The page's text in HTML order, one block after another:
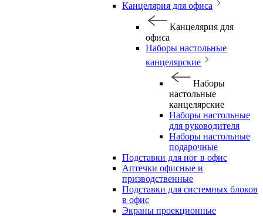
Канцелярия для офиса
Канцелярия для
офиса
Наборы настольные
канцелярские
Наборы
настольные
канцелярские
Наборы настольные
для руководителя
Наборы настольные
подарочные
Подставки для ног в офис
Аптечки офисные и
призводственные
Подставки для системных блоков
в офис
Экраны проекционные